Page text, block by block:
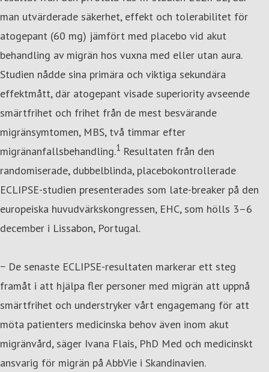
man utvärderade säkerhet, effekt och tolerabilitet för
atogepant (60 mg) jämfört med placebo vid akut
behandling av migrän hos vuxna med eller utan aura.
Studien nådde sina primära och viktiga sekundära
effektmått, där atogepant visade superiority avseende
smärtfrihet och frihet från de mest besvärande
migränsymtomen, MBS, två timmar efter
migränanfallsbehandling.1 Resultaten från den
randomiserade, dubbelblinda, placebokontrollerade
ECLIPSE-studien presenterades som late-breaker på den
europeiska huvudvärkskongressen, EHC, som hölls 3–6
december i Lissabon, Portugal.
− De senaste ECLIPSE-resultaten markerar ett steg
framåt i att hjälpa fler personer med migrän att uppnå
smärtfrihet och understryker vårt engagemang för att
möta patienters medicinska behov även inom akut
migränvård, säger Ivana Flais, PhD Med och medicinskt
ansvarig för migrän på AbbVie i Skandinavien.